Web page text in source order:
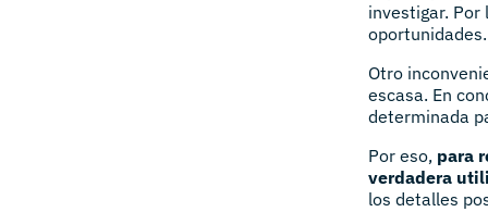
investigar.
oportunidades.
Otro
escasa. En
determinada
Por eso, para
verdadera
los detalles